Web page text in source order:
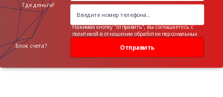
Где деньги?
Блок счета? Отправить
Нажимая кнопку "отправить", вы соглашаетесь с
политикой в отношении обработки персональных